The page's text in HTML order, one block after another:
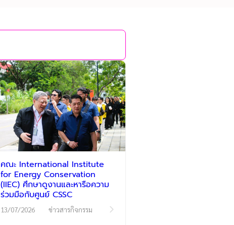
คณะ International Institute
for Energy Conservation
(IIEC) ศึกษาดูงานและหารือความ
ร่วมมือกับศูนย์ CSSC
13/07/2026 ข่าวสารกิจกรรม